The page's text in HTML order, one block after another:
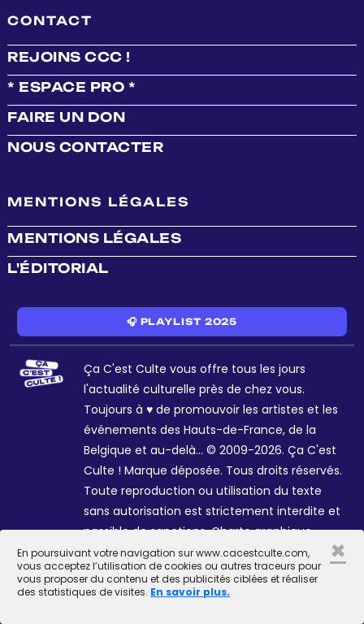
En poursuivant votre navigation sur www.cacestculte.com,
vous acceptez l’utilisation de cookies ou autres traceurs pour
vous proposer du contenu et des publicités ciblées et réaliser
des statistiques de visites. En savoir plus.
×
CONTACT
REJOINS CCC !
* ESPACE PRO *
FAIRE UN DON
NOUS CONTACTER
MENTIONS LÉGALES
MENTIONS LÉGALES
L'ÉDITORIAL
🎧 PLAYLIST 2025
Ça C'est Culte vous offre tous les jours
l'actualité culturelle près de chez vous.
Toujours à ♥ de promouvoir les artistes et les
événements des Hauts-de-France, de la
Belgique et au-delà... © 2009-2026. Ça C'est
Culte ! Marque déposée. Tous droits réservés.
Toute reproduction ou utilisation du texte
sans autorisation est strictement interdite et
passible de sanctions. Charte graphique
Sophie R. et Céline Galant.